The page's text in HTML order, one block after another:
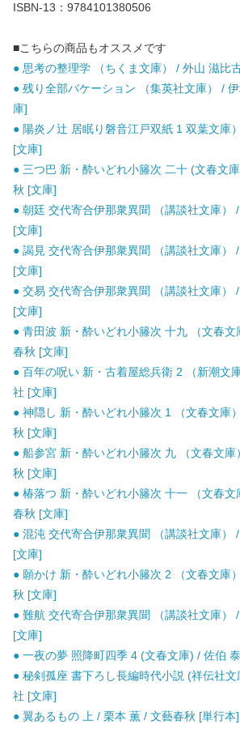
ISBN-13：9784101380506
■こちらの商品もオススメです
● 思考の整理学 （ちくま文庫） / 外山 滋比
● 残り全部バケーション （集英社文庫） /
庫]
● 陽炎ノ辻 居眠り磐音江戸双紙 1 双葉文庫
[文庫]
● 三つ巴 新・酔いどれ小籐次 二十 (文春文
秋 [文庫]
● 朝廷 交代寄合伊那衆異聞 （講談社文庫）
[文庫]
● 謁見 交代寄合伊那衆異聞 （講談社文庫）
[文庫]
● 交易 交代寄合伊那衆異聞 （講談社文庫）
[文庫]
● 青田波 新・酔いどれ小籐次 十九 （文春
春秋 [文庫]
● 百年の呪い 新・古着屋総兵衛 2 （新潮文
社 [文庫]
● 神隠し 新・酔いどれ小籐次 1 （文春文庫
秋 [文庫]
● 船参宮 新・酔いどれ小籐次 九 （文春文
秋 [文庫]
● 椿落つ 新・酔いどれ小籐次 十一 （文春
春秋 [文庫]
● 混沌 交代寄合伊那衆異聞 （講談社文庫）
[文庫]
● 願かけ 新・酔いどれ小籐次 2 （文春文庫
秋 [文庫]
● 難航 交代寄合伊那衆異聞 （講談社文庫）
[文庫]
● 一夜の夢 照降町四季 4 (文春文庫) / 佐伯
● 秘剣孤座 書下ろし長編時代小説 (祥伝社
社 [文庫]
● 翼あるもの 上 / 栗本 薫 / 文藝春秋 [単行本]